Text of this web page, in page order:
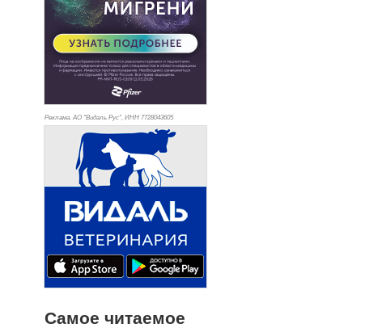
Реклама. АО "Видаль Рус", ИНН 7728043605
Самое читаемое